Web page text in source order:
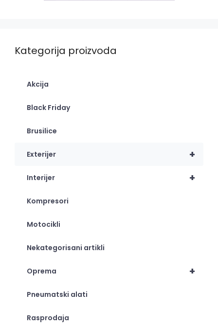
Kategorija proizvoda
Akcija
Black Friday
Brusilice
+
Exterijer
+
Interijer
Kompresori
Motocikli
Nekategorisani artikli
+
Oprema
Pneumatski alati
Rasprodaja